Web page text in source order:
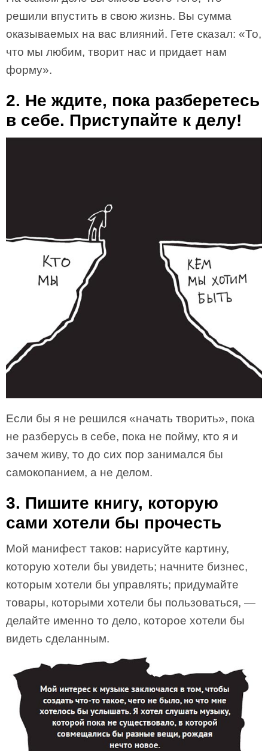
решили впустить в свою жизнь. Вы сумма
оказываемых на вас влияний. Гете сказал: «То,
что мы любим, творит нас и придает нам
форму».
2. Не ждите, пока разберетесь
в себе. Приступайте к делу!
Если бы я не решился «начать творить», пока
не разберусь в себе, пока не пойму, кто я и
зачем живу, то до сих пор занимался бы
самокопанием, а не делом.
3. Пишите книгу, которую
сами хотели бы прочесть
Мой манифест таков: нарисуйте картину,
которую хотели бы увидеть; начните бизнес,
которым хотели бы управлять; придумайте
товары, которыми хотели бы пользоваться, —
делайте именно то дело, которое хотели бы
видеть сделанным.